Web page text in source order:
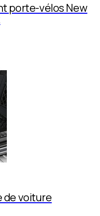
porte-vélos New
de voiture